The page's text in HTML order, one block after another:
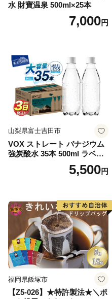
水 財寶温泉 500ml×25本
7,000円
山梨県富士吉田市
VOX ストレート バナジウム
強炭酸水 35本 500ml ラベル
レス【富士吉田市限定カート
5,500円
福岡県飯塚市
【Z5-026】★特許製法★＼ポ